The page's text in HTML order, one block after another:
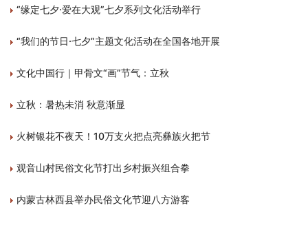
“缘定七夕·爱在大观”七夕系列文化活动举行
“我们的节日·七夕”主题文化活动在全国各地开展
文化中国行｜甲骨文“画”节气：立秋
立秋：暑热未消 秋意渐显
火树银花不夜天！10万支火把点亮彝族火把节
观音山村民俗文化节打出乡村振兴组合拳
内蒙古林西县举办民俗文化节迎八方游客